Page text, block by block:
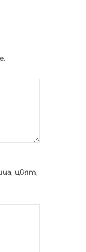
цвят,